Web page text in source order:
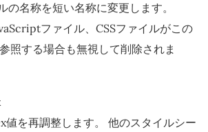
の名称を短い名称に変更します。
ファイル、CSSファイルがこの
照する場合も無視して削除されま
を再調整します。 他のスタイルシー